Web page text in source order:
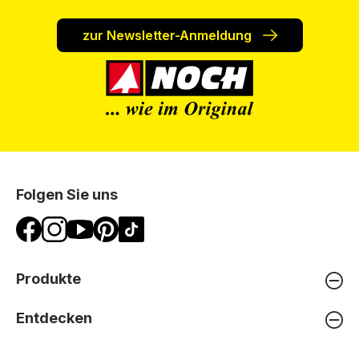
zur Newsletter-Anmeldung
Folgen Sie uns
Produkte
Entdecken